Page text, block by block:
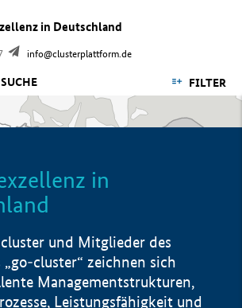
in Deutschland
info@clusterplattform.de
SUCHE FILTER
in
und Mitglieder des
„go-cluster“ zeichnen sich
Managementstrukturen,
Leistungsfähigkeit und